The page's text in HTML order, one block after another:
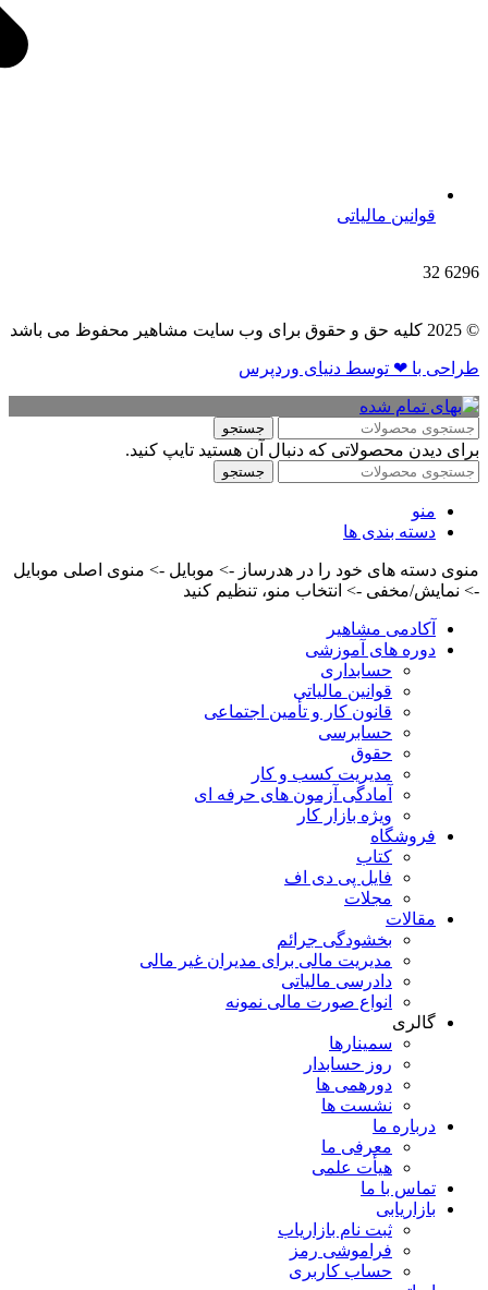
قوانین مالیاتی
6296
32
© 2025 کلیه حق و حقوق برای وب سایت مشاهیر محفوظ می باشد
طراحی با ❤ توسط​ دنیای وردپرس
جستجو
برای دیدن محصولاتی که دنبال آن هستید تایپ کنید.
جستجو
منو
دسته بندی ها
منوی دسته های خود را در هدرساز -> موبایل -> منوی اصلی موبایل
-> نمایش/مخفی -> انتخاب منو، تنظیم کنید
آکادمی مشاهیر
دوره های آموزشی
حسابداری
قوانین مالیاتی
قانون کار و تأمین اجتماعی
حسابرسی
حقوق
مدیریت کسب و کار
آمادگی آزمون های حرفه ای
ویژه بازار کار
فروشگاه
کتاب
فایل پی دی اف
مجلات
مقالات
بخشودگی جرائم
مدیریت مالی برای مدیران غیر مالی
دادرسی مالیاتی
انواع صورت مالی نمونه
گالری
سمینارها
روز حسابدار
دورهمی ها
نشست ها
درباره ما
معرفی ما
هیأت علمی
تماس با ما
بازاریابی
ثبت نام بازاریاب
فراموشی رمز
حساب کاربری